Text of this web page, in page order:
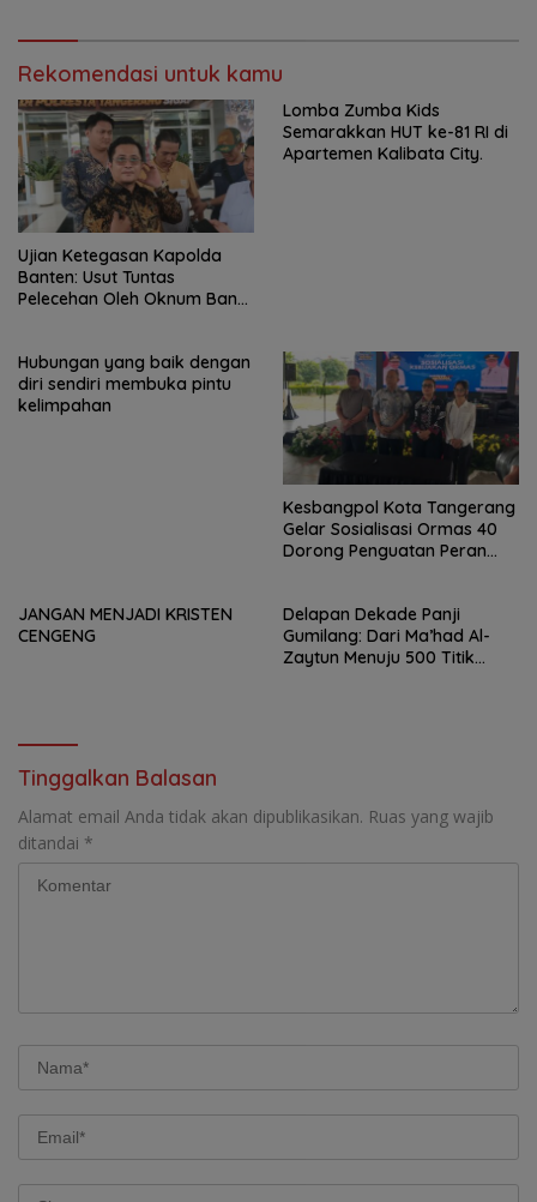
Rekomendasi untuk kamu
Ujian Ketegasan Kapolda
Banten: Usut Tuntas
Pelecehan Oleh Oknum Bank
Lomba Zumba Kids
Semarakkan HUT ke-81 RI di
Apartemen Kalibata City.
Hubungan yang baik dengan
diri sendiri membuka pintu
kelimpahan
Kesbangpol Kota Tangerang
Gelar Sosialisasi Ormas 40
Dorong Penguatan Peran
JANGAN MENJADI KRISTEN
CENGENG
Delapan Dekade Panji
Gumilang: Dari Ma’had Al-
Zaytun Menuju 500 Titik
Tinggalkan Balasan
Alamat email Anda tidak akan dipublikasikan. Ruas yang wajib
ditandai *